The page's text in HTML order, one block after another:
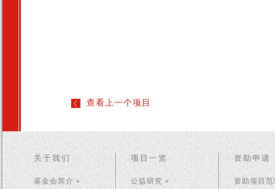
查看上一个项目
关于我们
基金会简介 »
项目一览
公益研究 »
资助申请
资助项目